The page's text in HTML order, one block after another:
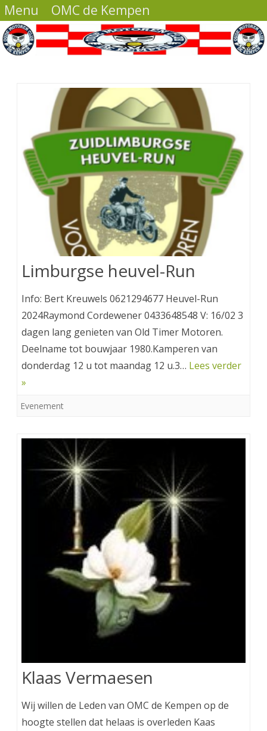
Menu OMC de Kempen
de
inhoud
Limburgse heuvel-Run
Info: Bert Kreuwels 0621294677 Heuvel-Run
2024Raymond Cordewener 0433648548 V: 16/02 3
dagen lang genieten van Old Timer Motoren.
Deelname tot bouwjaar 1980.Kamperen van
donderdag 12 u tot maandag 12 u.3… Lees verder
»
Evenement
Klaas Vermaesen
Wij willen de Leden van OMC de Kempen op de
hoogte stellen dat helaas is overleden Kaas